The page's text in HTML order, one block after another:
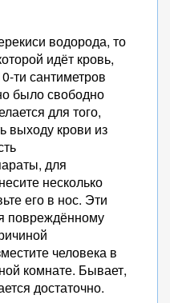
водорода, то
идёт кровь,
ти сантиметров
было свободно
для того,
выходу крови из
для
несколько
его в нос. Эти
повреждённому
человека в
комнате. Бывает,
достаточно.